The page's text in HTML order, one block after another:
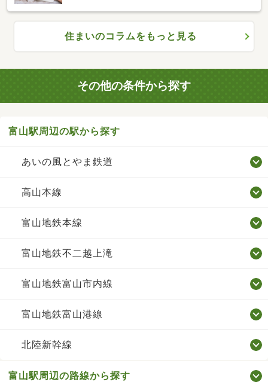
住まいのコラムをもっと見る
その他の条件から探す
富山駅周辺の駅から探す
あいの風とやま鉄道
高山本線
富山地鉄本線
富山地鉄不二越上滝
富山地鉄富山市内線
富山地鉄富山港線
北陸新幹線
富山駅周辺の路線から探す